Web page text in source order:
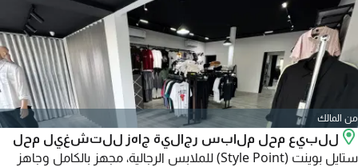
من المالك
للبيع محل ملابس رجالية جاهز للتشغيل محل
ستايل بوينت (Style Point) للملابس الرجالية، مجهز بالكامل وجاهز